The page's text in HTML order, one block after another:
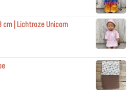
| Lichtroze Unicorn